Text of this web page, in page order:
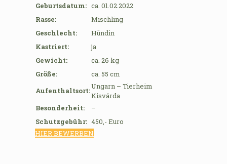
Geburtsdatum: ca. 01.02.2022
Rasse:
Mischling
Geschlecht:
Hündin
Kastriert:
ja
Gewicht:
ca. 26 kg
Größe:
ca. 55 cm
Aufenthaltsort:Ungarn – Tierheim
Kisvárda
Besonderheit:
–
Schutzgebühr: 450,- Euro
HIER BEWERBEN